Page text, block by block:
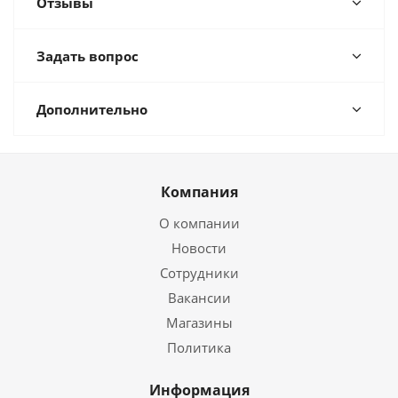
Задать вопрос
Дополнительно
Компания
О компании
Новости
Сотрудники
Вакансии
Магазины
Политика
Информация